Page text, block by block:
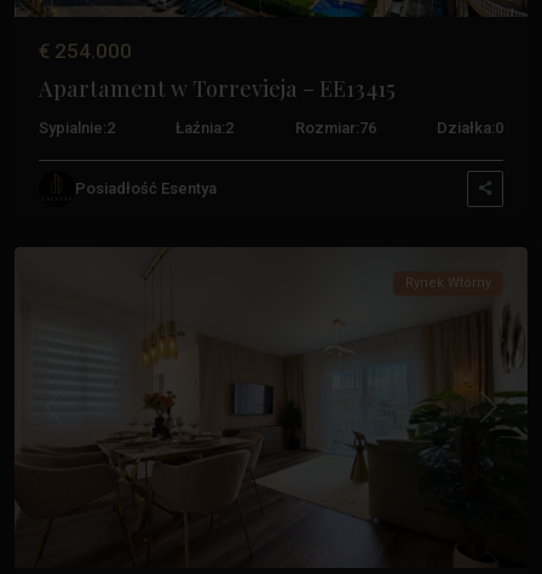
€ 254.000
Apartament w Torrevieja – EE13415
Sypialnie:2 Łaźnia:2 Rozmiar:76 Działka:0
Posiadłość Esentya
Torrevieja,
Rynek Wtórny